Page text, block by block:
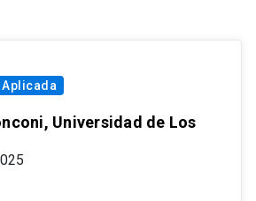
Universidad de Los